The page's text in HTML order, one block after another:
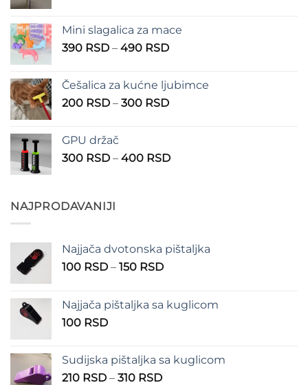
1.250 RSD
Mini slagalica za mace
390 RSD – 490 RSDRaspon
390 RSD
do
Češalica za kućne ljubimce
200 RSD – 300 RSDRaspon
do
GPU držač
300 RSD – 400 RSDRaspon
NAJPRODAVANIJI
Najjača dvotonska pištaljka
100 RSD – 150 RSDRaspon
100 RSD
Najjača pištaljka sa kuglicom
100 RSD
Sudijska pištaljka sa kuglicom
210 RSD – 310 RSDRaspon